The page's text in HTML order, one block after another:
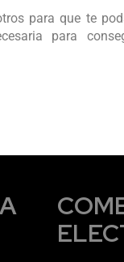
para que te
para